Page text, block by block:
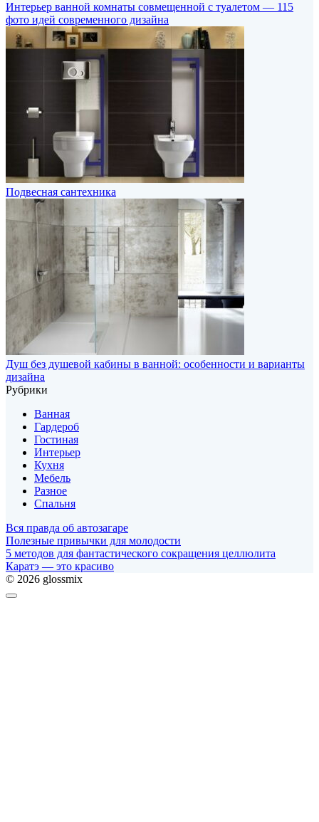
Интерьер ванной комнаты совмещенной с туалетом — 115
фото идей современного дизайна
Подвесная сантехника
Душ без душевой кабины в ванной: особенности и варианты
дизайна
Рубрики
Ванная
Гардероб
Гостиная
Интерьер
Кухня
Мебель
Разное
Спальня
Вся правда об автозагаре
Полезные привычки для молодости
5 методов для фантастического сокращения целлюлита
Каратэ — это красиво
© 2026 glossmix